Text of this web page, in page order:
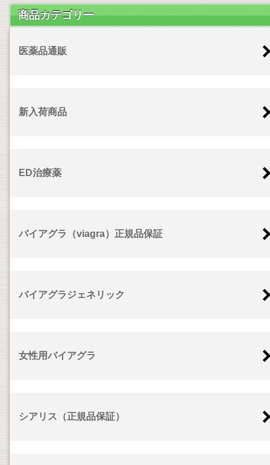
商品カテゴリー
医薬品通販
新入荷商品
ED治療薬
バイアグラ（viagra）正規品保証
バイアグラジェネリック
女性用バイアグラ
シアリス（正規品保証）